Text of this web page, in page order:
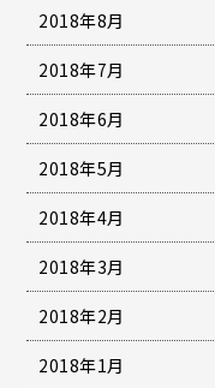
2018年8月
2018年7月
2018年6月
2018年5月
2018年4月
2018年3月
2018年2月
2018年1月